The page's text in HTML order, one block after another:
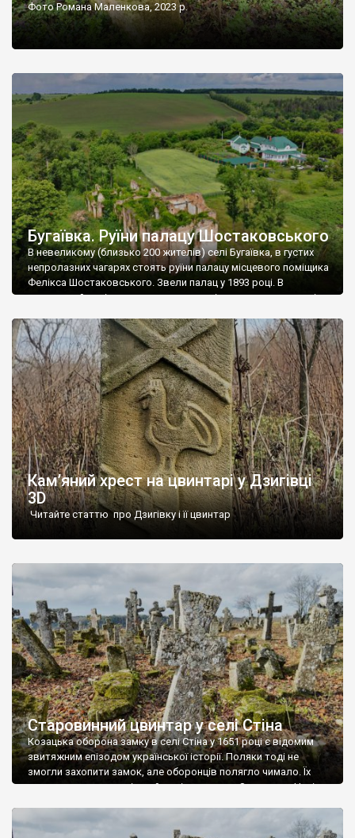
Фото Романа Маленкова, 2023 р.
Бугаївка. Руїни палацу Шостаковського
В невеликому (близько 200 жителів) селі Бугаївка, в густих
непролазних чагарях стоять руїни палацу місцевого поміщика
Фелікса Шостаковського. Звели палац у 1893 році. В
радянський період у ньому спочатку містилася школа, потім
століття тут розмістили туберкульозну лікарню. Коли із
палацу виїхала лікарня – ми точно не […]
Кам’яний хрест на цвинтарі у Дзигівці
3D
Читайте статтю про Дзигівку і її цвинтар
Старовинний цвинтар у селі Стіна
Козацька оборона замку в селі Стіна у 1651 році є відомим
звитяжним епізодом української історії. Поляки тоді не
змогли захопити замок, але оборонців полягло чимало. Їх
поховали на цвинтарі, який тоді називався Замковим. Нині на
ньому чимало хрестів 19 століття, є такі, де епітафії стер […]